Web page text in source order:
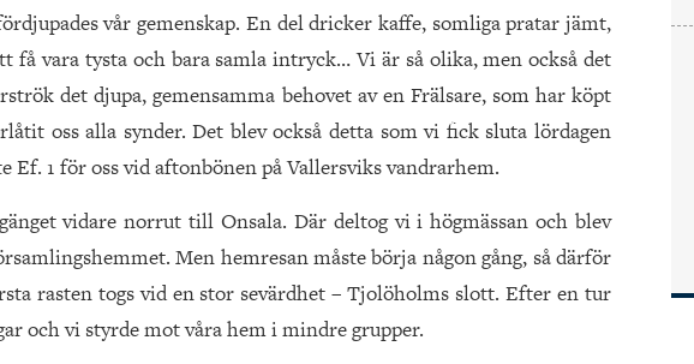
vår gemenskap. En del dricker kaffe, somliga pratar jämt,
få vara tysta och bara samla intryck… Vi är så olika, men också det
det djupa, gemensamma behovet av en Frälsare, som har köpt
oss alla synder. Det blev också detta som vi fick sluta lördagen
Ef. 1 för oss vid aftonbönen på Vallersviks vandrarhem.
vidare norrut till Onsala. Där deltog vi i högmässan och blev
Men hemresan måste börja någon gång, så därför
rasten togs vid en stor sevärdhet – Tjolöholms slott. Efter en tur
och vi styrde mot våra hem i mindre grupper.